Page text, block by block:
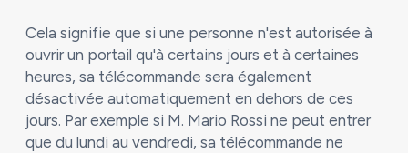
Cela signifie que si une personne n'est autorisée à
ouvrir un portail qu'à certains jours et à certaines
heures, sa télécommande sera également
désactivée automatiquement en dehors de ces
jours. Par exemple si M. Mario Rossi ne peut entrer
que du lundi au vendredi, sa télécommande ne